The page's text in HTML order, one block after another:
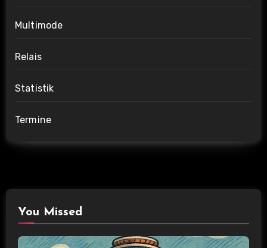
Multimode
Relais
Statistik
Termine
You Missed